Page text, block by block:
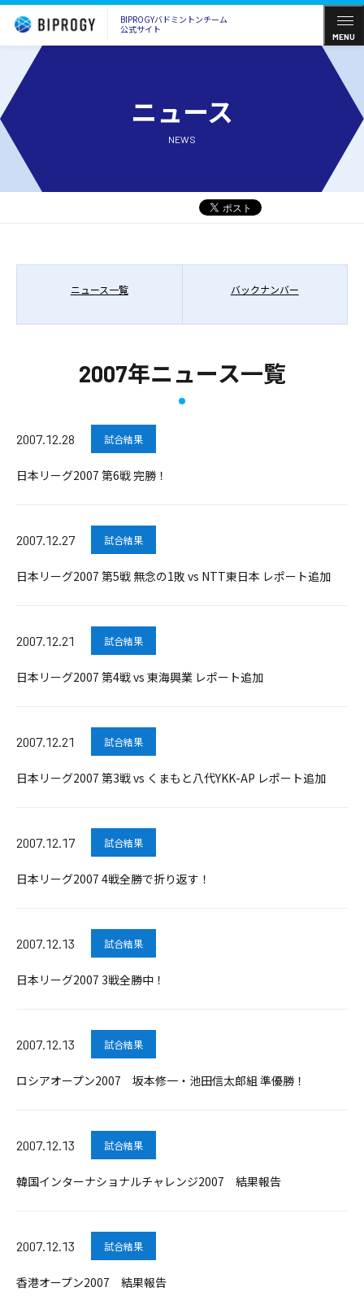
BIPROGYバドミントンチーム
公式サイト
MENU
ニュース
NEWS
ニュース一覧 バックナンバー
2007年ニュース一覧
2007.12.28 試合結果
日本リーグ2007 第6戦 完勝！
2007.12.27 試合結果
日本リーグ2007 第5戦 無念の1敗 vs NTT東日本 レポート追加
2007.12.21 試合結果
日本リーグ2007 第4戦 vs 東海興業 レポート追加
2007.12.21 試合結果
日本リーグ2007 第3戦 vs くまもと八代YKK-AP レポート追加
2007.12.17 試合結果
日本リーグ2007 4戦全勝で折り返す！
2007.12.13 試合結果
日本リーグ2007 3戦全勝中！
2007.12.13 試合結果
ロシアオープン2007 坂本修一・池田信太郎組 準優勝！
2007.12.13 試合結果
韓国インターナショナルチャレンジ2007 結果報告
2007.12.13 試合結果
香港オープン2007 結果報告